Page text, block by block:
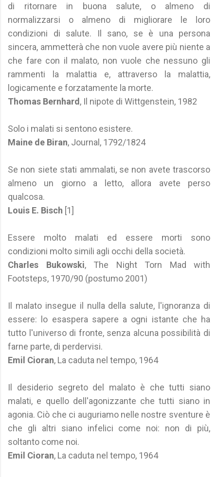
di ritornare in buona salute, o almeno di
normalizzarsi o almeno di migliorare le loro
condizioni di salute. Il sano, se è una persona
sincera, ammetterà che non vuole avere più niente a
che fare con il malato, non vuole che nessuno gli
rammenti la malattia e, attraverso la malattia,
logicamente e forzatamente la morte.
Thomas Bernhard , Il nipote di Wittgenstein, 1982
Solo i malati si sentono esistere.
Maine de Biran, Journal, 1792/1824
Se non siete stati ammalati, se non avete trascorso
almeno un giorno a letto, allora avete perso
qualcosa.
Louis E. Bisch [1]
Essere molto malati ed essere morti sono
condizioni molto simili agli occhi della società.
Charles Bukowski, The Night Torn Mad with
Footsteps, 1970/90 (postumo 2001)
Il malato insegue il nulla della salute, l'ignoranza di
essere: lo esaspera sapere a ogni istante che ha
tutto l'universo di fronte, senza alcuna possibilità di
farne parte, di perdervisi.
Emil Cioran, La caduta nel tempo, 1964
Il desiderio segreto del malato è che tutti siano
malati, e quello dell'agonizzante che tutti siano in
agonia. Ciò che ci auguriamo nelle nostre sventure è
che gli altri siano infelici come noi: non di più,
soltanto come noi.
Emil Cioran, La caduta nel tempo, 1964